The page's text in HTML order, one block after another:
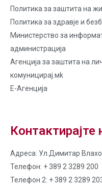
Политика за заштита на
Политика за здравје и
Министерство за
администрација
Агенција за заштита на
комуницирај.мk
Е-Агенција
Контактирајте
Адреса: Ул.Димитар
Телефон: + 389 2 3289 200
Телефон 2: + 389 2 3289